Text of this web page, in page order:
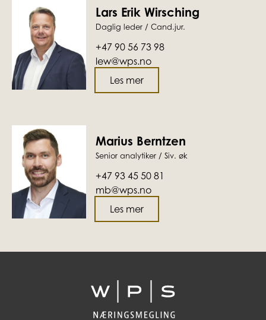
Lars Erik Wirsching
Daglig leder / Cand.jur.
+47 90 56 73 98
lew@wps.no
Les mer
Marius Berntzen
Senior analytiker / Siv. øk
+47 93 45 50 81
mb@wps.no
Les mer